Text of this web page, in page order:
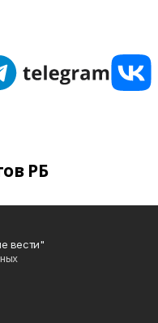
РБ
вести"